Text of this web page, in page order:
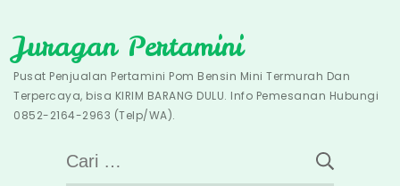
to
content
Juragan Pertamini
Pusat Penjualan Pertamini Pom Bensin Mini Termurah Dan
Terpercaya, bisa KIRIM BARANG DULU. Info Pemesanan Hubungi
0852-2164-2963 (Telp/WA).
Cari